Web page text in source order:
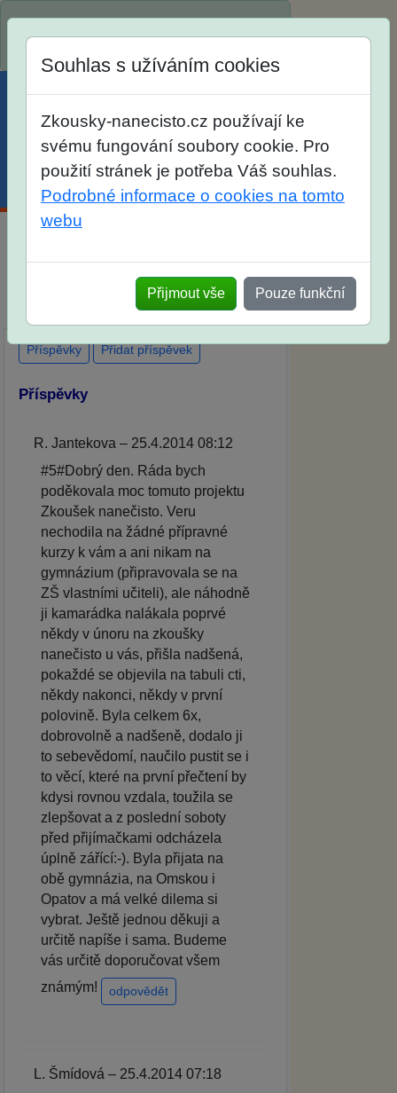
SŠ? Vaše ohlasy po skutečných
přijímacích zkouškách
Souhlas s užíváním cookies
Zkousky-nanecisto.cz používají ke
svému fungování soubory cookie. Pro
použití stránek je potřeba Váš souhlas.
Podrobné informace o cookies na tomto
webu
Přijmout vše Pouze funkční
Příspěvky Přidat příspěvek
Příspěvky
R. Jantekova – 25.4.2014 08:12
#5#Dobrý den. Ráda bych
poděkovala moc tomuto projektu
Zkoušek nanečisto. Veru
nechodila na žádné přípravné
kurzy k vám a ani nikam na
gymnázium (připravovala se na
ZŠ vlastními učiteli), ale náhodně
ji kamarádka nalákala poprvé
někdy v únoru na zkoušky
nanečisto u vás, přišla nadšená,
pokaždé se objevila na tabuli cti,
někdy nakonci, někdy v první
polovině. Byla celkem 6x,
dobrovolně a nadšeně, dodalo ji
to sebevědomí, naučilo pustit se i
to věcí, které na první přečtení by
kdysi rovnou vzdala, toužila se
zlepšovat a z poslední soboty
před přijímačkami odcházela
úplně zářící:-). Byla přijata na
obě gymnázia, na Omskou i
Opatov a má velké dilema si
vybrat. Ještě jednou děkuji a
určitě napíše i sama. Budeme
vás určitě doporučovat všem
známým!
odpovědět
L. Šmídová – 25.4.2014 07:18